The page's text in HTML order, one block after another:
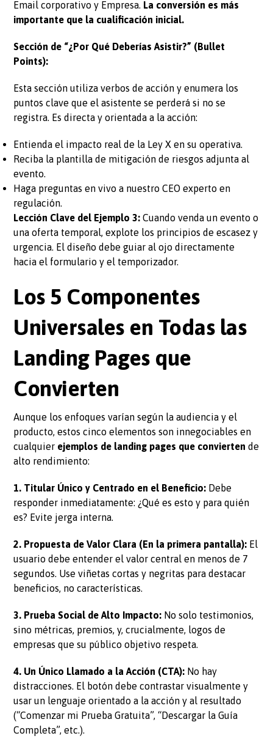
Email corporativo y Empresa. La conversión es más
importante que la cualificación inicial.
Sección de “¿Por Qué Deberías Asistir?” (Bullet
Points):
Esta sección utiliza verbos de acción y enumera los
puntos clave que el asistente se perderá si no se
registra. Es directa y orientada a la acción:
Entienda el impacto real de la Ley X en su operativa.
Reciba la plantilla de mitigación de riesgos adjunta al
evento.
Haga preguntas en vivo a nuestro CEO experto en
regulación.
Lección Clave del Ejemplo 3: Cuando venda un evento o
una oferta temporal, explote los principios de escasez y
urgencia. El diseño debe guiar al ojo directamente
hacia el formulario y el temporizador.
Los 5 Componentes
Universales en Todas las
Landing Pages que
Convierten
Aunque los enfoques varían según la audiencia y el
producto, estos cinco elementos son innegociables en
cualquier ejemplos de landing pages que convierten de
alto rendimiento:
1. Titular Único y Centrado en el Beneficio: Debe
responder inmediatamente: ¿Qué es esto y para quién
es? Evite jerga interna.
2. Propuesta de Valor Clara (En la primera pantalla): El
usuario debe entender el valor central en menos de 7
segundos. Use viñetas cortas y negritas para destacar
beneficios, no características.
3. Prueba Social de Alto Impacto: No solo testimonios,
sino métricas, premios, y, crucialmente, logos de
empresas que su público objetivo respeta.
4. Un Único Llamado a la Acción (CTA): No hay
distracciones. El botón debe contrastar visualmente y
usar un lenguaje orientado a la acción y al resultado
(“Comenzar mi Prueba Gratuita”, “Descargar la Guía
Completa”, etc.).